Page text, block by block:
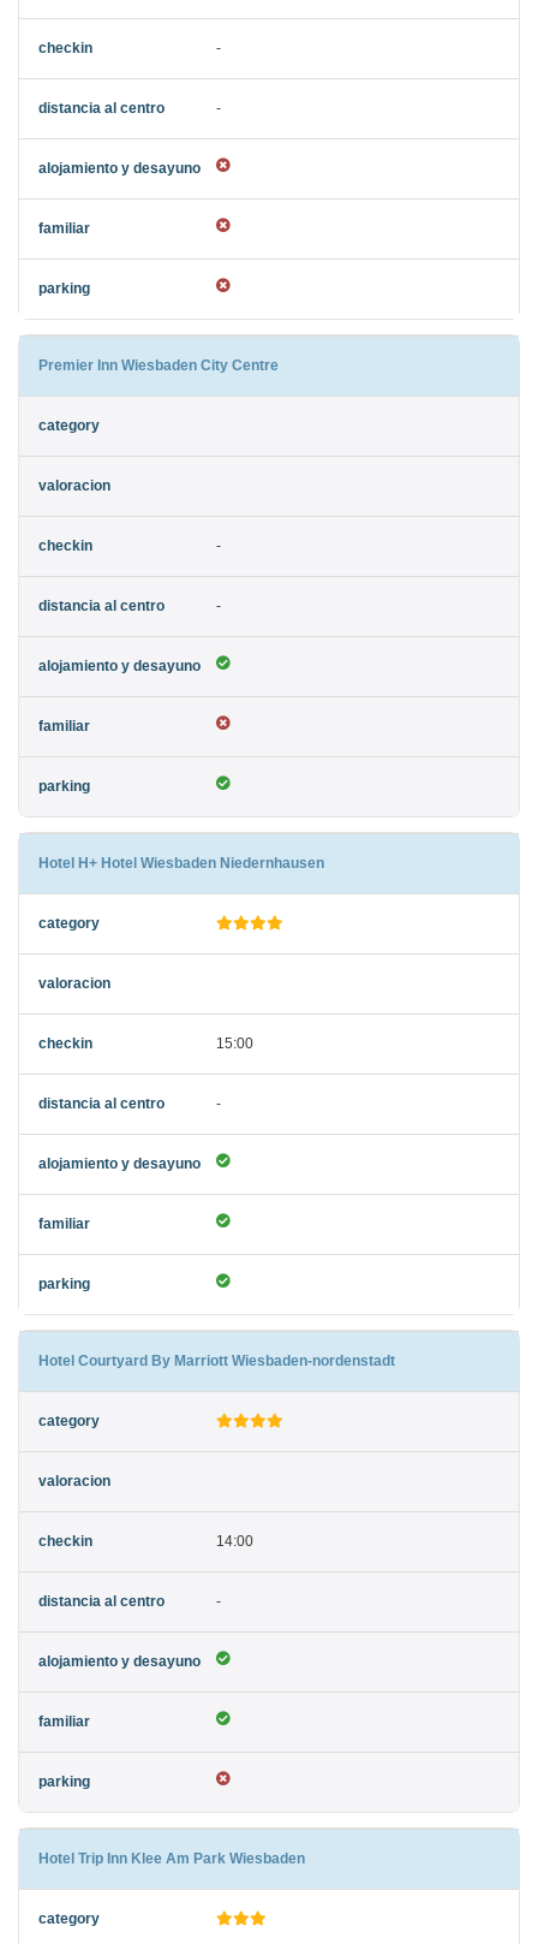
-
-
Premier Inn Wiesbaden City Centre
-
-
Hotel H+ Hotel Wiesbaden Niedernhausen
15:00
-
Hotel Courtyard By Marriott Wiesbaden-nordenstadt
14:00
-
Hotel Trip Inn Klee Am Park Wiesbaden